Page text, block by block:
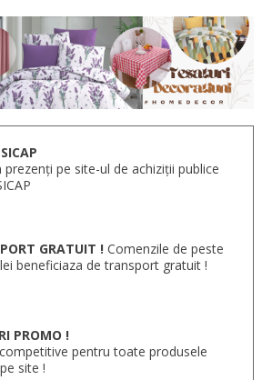
prezenți pe site-ul de achiziții publice
GRATUIT ! Comenzile de peste
beneficiaza de transport gratuit !
PROMO !
pentru toate produsele
site !